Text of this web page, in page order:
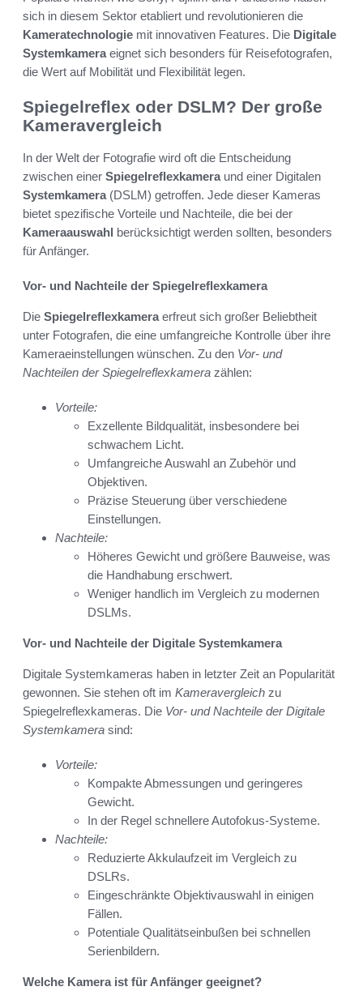
sich in diesem Sektor etabliert und revolutionieren die
Kameratechnologie mit innovativen Features. Die Digitale
Systemkameraeignet sich besonders für Reisefotografen,
die Wert auf Mobilität und Flexibilität legen.
Spiegelreflex oder DSLM? Der große
Kameravergleich
In der Welt der Fotografie wird oft die Entscheidung
zwischen einer Spiegelreflexkameraund einer Digitalen
Systemkamera(DSLM) getroffen. Jede dieser Kameras
bietet spezifische Vorteile und Nachteile, die bei der
Kameraauswahl berücksichtigt werden sollten, besonders
für Anfänger.
Vor- und Nachteile der Spiegelreflexkamera
Die Spiegelreflexkameraerfreut sich großer Beliebtheit
unter Fotografen, die eine umfangreiche Kontrolle über ihre
Kameraeinstellungen wünschen. Zu den Vor- und
Nachteilen der Spiegelreflexkamera zählen:
Vorteile:
Exzellente Bildqualität, insbesondere bei
schwachem Licht.
Umfangreiche Auswahl an Zubehör und
Objektiven.
Präzise Steuerung über verschiedene
Einstellungen.
Nachteile:
Höheres Gewicht und größere Bauweise, was
die Handhabung erschwert.
Weniger handlich im Vergleich zu modernen
DSLMs.
Vor- und Nachteile der Digitale Systemkamera
Digitale Systemkameras haben in letzter Zeit an Popularität
gewonnen. Sie stehen oft im Kameravergleich zu
Spiegelreflexkameras. Die Vor- und Nachteile der Digitale
Systemkamera sind:
Vorteile:
Kompakte Abmessungen und geringeres
Gewicht.
In der Regel schnellere Autofokus-Systeme.
Nachteile:
Reduzierte Akkulaufzeit im Vergleich zu
DSLRs.
Eingeschränkte Objektivauswahl in einigen
Fällen.
Potentiale Qualitätseinbußen bei schnellen
Serienbildern.
Welche Kamera ist für Anfänger geeignet?